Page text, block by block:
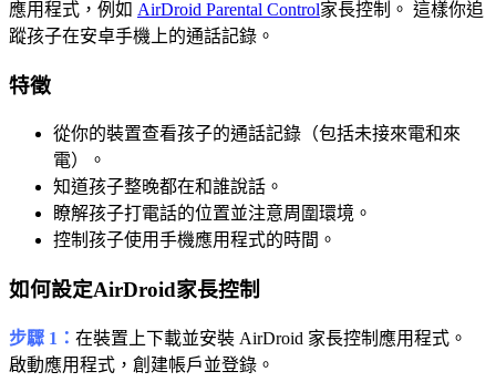
應用程式，例如 AirDroid Parental Control家長控制。 這樣你追
蹤孩子在安卓手機上的通話記錄。
特徵
從你的裝置查看孩子的通話記錄（包括未接來電和來
電）。
知道孩子整晚都在和誰說話。
瞭解孩子打電話的位置並注意周圍環境。
控制孩子使用手機應用程式的時間。
如何設定AirDroid家長控制
步驟 1： 在裝置上下載並安裝 AirDroid 家長控制應用程式。
啟動應用程式，創建帳戶並登錄。